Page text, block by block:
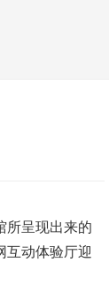
呈现出来的
互动体验厅迎